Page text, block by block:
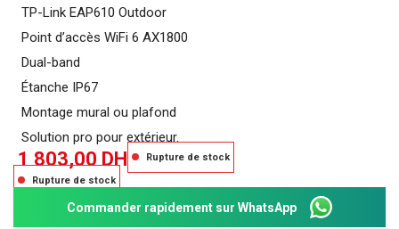
TP-Link EAP610 Outdoor
Point d’accès WiFi 6 AX1800
Dual-band
Étanche IP67
Montage mural ou plafond
Solution pro pour extérieur.
1 803,00DH
Rupture de stock
Rupture de stock
Commander rapidement sur WhatsApp